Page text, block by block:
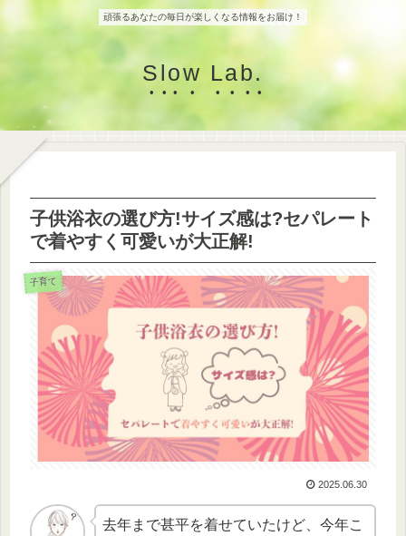
頑張るあなたの毎日が楽しくなる情報をお届け！
Slow Lab.
子供浴衣の選び方!サイズ感は?セパレート
で着やすく可愛いが大正解!
子育て
2025.06.30
去年まで甚平を着せていたけど、今年こ